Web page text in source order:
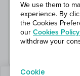
We use them to
experience. By
the Cookies
our Cookies Policy
withdraw your
Cookie